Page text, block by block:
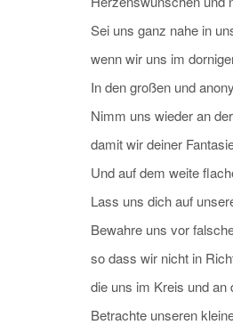
Sei uns ganz nahe in
wenn wir uns im
In den großen und
Nimm uns wieder an
damit wir deiner
Und auf dem weite
Lass uns dich auf
Bewahre uns vor
so dass wir nicht in
die uns im Kreis und an
Betrachte unseren